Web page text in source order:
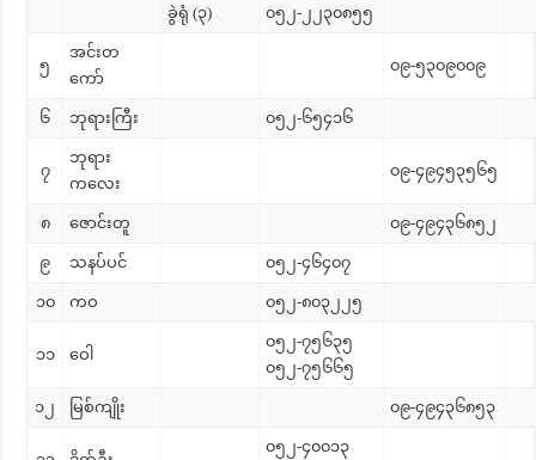
ခွဲရုံ (၃) ၀၅၂-၂၂၃၀၈၅၅
၅
အင်းတ
ကော်
၀၉-၅၃၀၉၀၀၉
၆ ဘုရားကြီး ၀၅၂-၆၅၄၁၆
၇
ဘုရား
ကလေး
၀၉-၄၉၄၅၃၅၆၅
၈ ဇောင်းတူ ၀၉-၄၉၄၃၆၈၅၂
၉ သနပ်ပင် ၀၅၂-၄၆၄၀၇
၁၀ ကဝ ၀၅၂-၈၀၃၂၂၅
၁၁ ဝေါ
၀၅၂-၇၅၆၃၅
၀၅၂-၇၅၆၆၅
၁၂ မြစ်ကျိုး ၀၉-၄၉၄၃၆၈၅၃
၀၅၂-၄၀၀၁၃